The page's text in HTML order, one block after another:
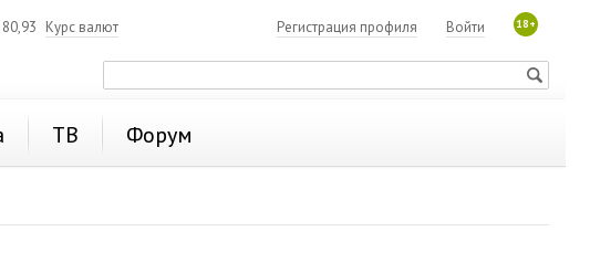
80,93 Курс валют 18+
Войти
Регистрация профиля
ТВ Форум